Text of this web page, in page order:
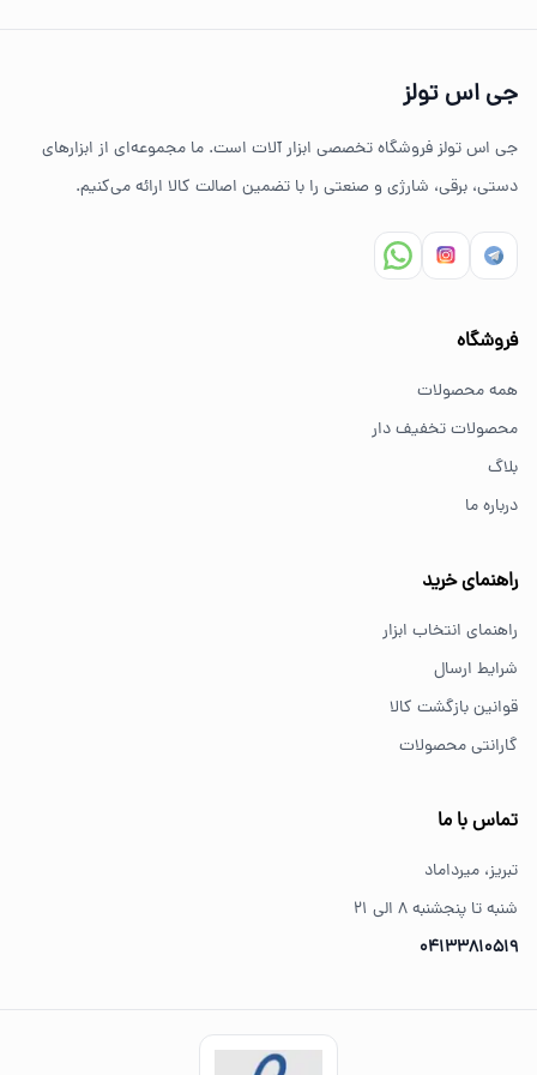
ضمانت اصالت کالا
مشاوره تخصصی خرید ابزار
برای کارهای خانگی معمولاً ابزارهای سبک مانند دریل شارژی،
از کجا ابزار اصل بخریم؟
جی اس تولز
جی اس تولز فروشگاه تخصصی ابزار آلات است. ما مجموعه‌ای از ابزارهای
دستی، برقی، شارژی و صنعتی را با تضمین اصالت کالا ارائه می‌کنیم.
فروشگاه
همه محصولات
محصولات تخفیف دار
بلاگ
درباره ما
راهنمای خرید
راهنمای انتخاب ابزار
شرایط ارسال
قوانین بازگشت کالا
گارانتی محصولات
تماس با ما
تبریز، میرداماد
شنبه تا پنجشنبه ۸ الی ۲۱
04133810519